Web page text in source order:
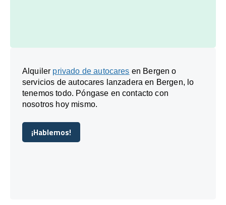
Alquiler privado de autocares en Bergen o
servicios de autocares lanzadera en Bergen, lo
tenemos todo. Póngase en contacto con
nosotros hoy mismo.
¡Hablemos!
¡Hablemos!